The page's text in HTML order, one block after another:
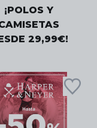
¡POLOS Y
29,99€!